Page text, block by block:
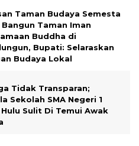
Taman Budaya Semesta
Taman Iman
Buddha di
Bupati: Selaraskan
Budaya Lokal
Tidak Transparan;
Sekolah SMA Negeri 1
Sulit Di Temui Awak